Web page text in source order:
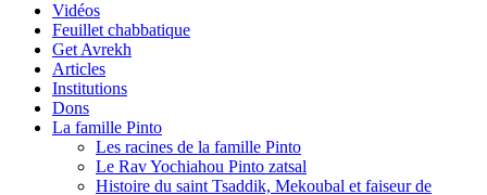
Vidéos
Feuillet chabbatique
Get Avrekh
Articles
Institutions
Dons
La famille Pinto
Les racines de la famille Pinto
Le Rav Yochiahou Pinto zatsal
Histoire du saint Tsaddik, Mekoubal et faiseur de